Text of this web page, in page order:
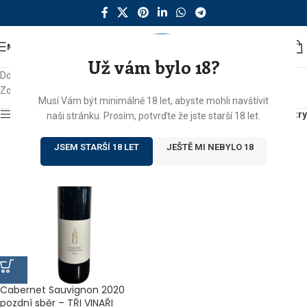
Už vám bylo 18?
Musí Vám být minimálně 18 let, abyste mohli navštívit
naši stránku. Prosím, potvrďte že jste starší 18 let.
JSEM STARŠÍ 18 LET JEŠTĚ MI NEBYLO 18
MENU
Domů
Produkty se štítkem „vínko jak má být“
Zobrazen jediný výsledek
Zobrazit sidebar Filtry
Cabernet Sauvignon 2020
pozdní sběr – TŘI VINAŘI